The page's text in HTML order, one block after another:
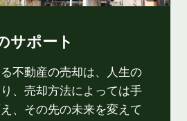
サポート
不動産の売却は、人生の
、売却方法によっては手
、その先の未来を変えて